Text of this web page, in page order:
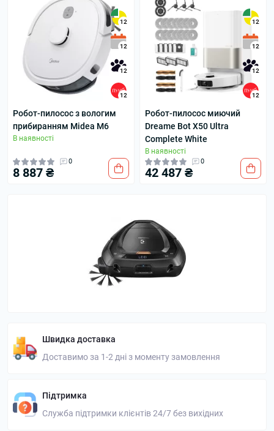
12
12
12
12
Робот-пилосос з вологим
прибиранням Midea M6
В наявності
0
8 887 ₴
12
12
12
12
Робот-пилосос миючий
Dreame Bot X50 Ultra
Complete White
В наявності
0
42 487 ₴
Швидка доставка
Доставимо за 1-2 дні з моменту замовлення
Підтримка
Служба підтримки клієнтів 24/7 без вихідних